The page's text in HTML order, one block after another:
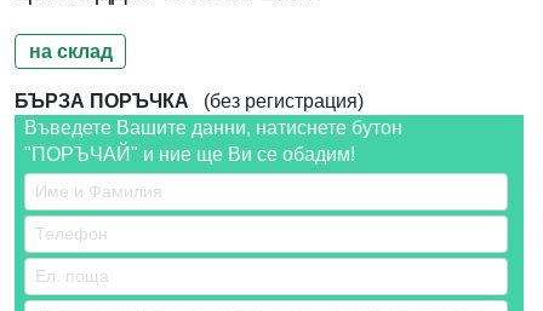
на склад
БЪРЗА ПОРЪЧКА (без регистрация)
Въведете Вашите данни, натиснете бутон
"ПОРЪЧАЙ" и ние ще Ви се обадим!